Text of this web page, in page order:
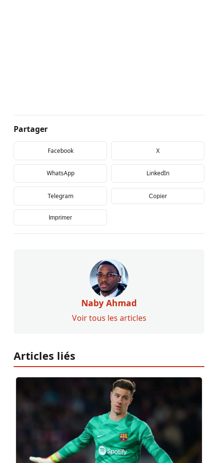
Partager
Facebook X
WhatsApp LinkedIn
Telegram Copier
Imprimer
Naby Ahmad
Voir tous les articles
Articles liés